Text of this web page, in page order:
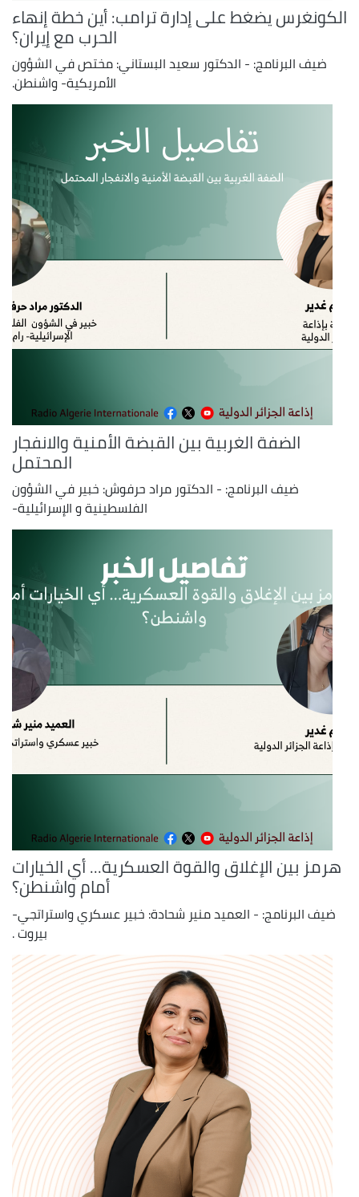
الكونغرس يضغط على إدارة ترامب: أين خطة إنهاء
الحرب مع إيران؟
ضيف البرنامج: - الدكتور سعيد البستاني: مختص في الشؤون
الأمريكية- واشنطن.
الضفة الغربية بين القبضة الأمنية والانفجار
المحتمل
ضيف البرنامج: - الدكتور مراد حرفوش: خبير في الشؤون
الفلسطينية و الإسرائيلية-
هرمز بين الإغلاق والقوة العسكرية... أي الخيارات
أمام واشنطن؟
ضيف البرنامج: - العميد منير شحادة: خبير عسكري واستراتجي-
بيروت .